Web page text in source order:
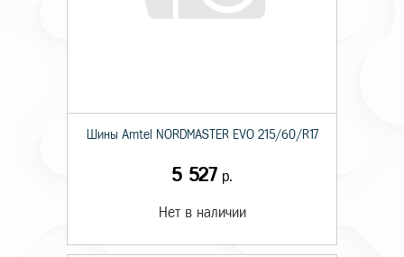
Шины Amtel NORDMASTER EVO 215/60/R17
5 527 р.
Нет в наличии